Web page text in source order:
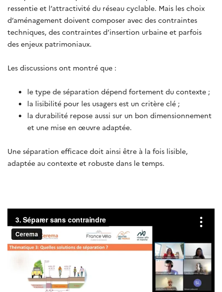
ressentie et l’attractivité du réseau cyclable. Mais les choix
d’aménagement doivent composer avec des contraintes
techniques, des contraintes d’insertion urbaine et parfois
des enjeux patrimoniaux.
Les discussions ont montré que :
le type de séparation dépend fortement du contexte ;
la lisibilité pour les usagers est un critère clé ;
la durabilité repose aussi sur un bon dimensionnement
et une mise en œuvre adaptée.
Une séparation efficace doit ainsi être à la fois lisible,
adaptée au contexte et robuste dans le temps.